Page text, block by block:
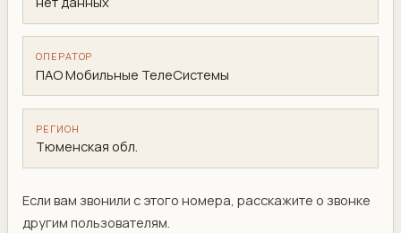
ОПЕРАТОР
ПАО Мобильные ТелеСистемы
РЕГИОН
Тюменская обл.
Если вам звонили с этого номера, расскажите о звонке
другим пользователям.